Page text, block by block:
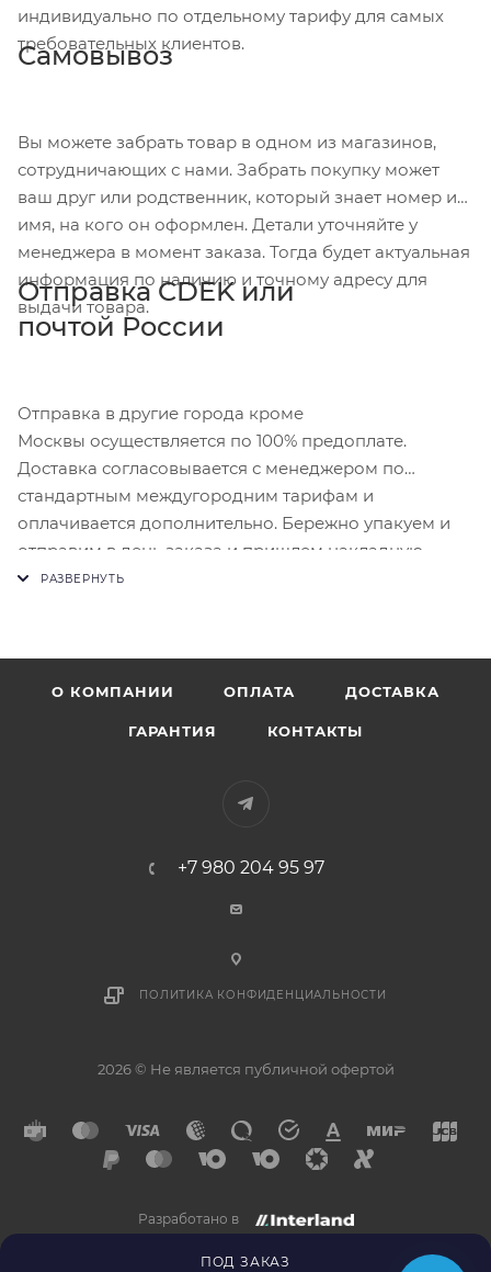
ПОД ЗАКАЗ
индивидуально по отдельному тарифу для самых
требовательных клиентов.
Самовывоз
Вы можете забрать товар в одном из магазинов,
сотрудничающих с нами. Забрать покупку может
ваш друг или родственник, который знает номер и
имя, на кого он оформлен. Детали уточняйте у
менеджера в момент заказа. Тогда будет актуальная
информация по наличию и точному адресу для
выдачи товара.
Отправка CDEK или
почтой России
Отправка в другие города кроме
Москвы осуществляется по 100% предоплате.
Доставка согласовывается с менеджером по
стандартным междугородним тарифам и
оплачивается дополнительно. Бережно упакуем и
отправим в день заказа и пришлем накладную.
О КОМПАНИИ ОПЛАТА ДОСТАВКА
ГАРАНТИЯ КОНТАКТЫ
+7 980 204 95 97
ПОЛИТИКА КОНФИДЕНЦИАЛЬНОСТИ
2026 © Не является публичной офертой
Разработано в
×
Напишите нам в
Telegram